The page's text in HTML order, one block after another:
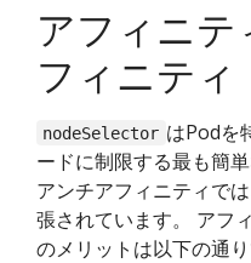
アフィニテ
フィニティ
nodeSelector はPodを
ードに制限する最も簡
アンチアフィニティで
張されています。 アフ
のメリットは以下の通り